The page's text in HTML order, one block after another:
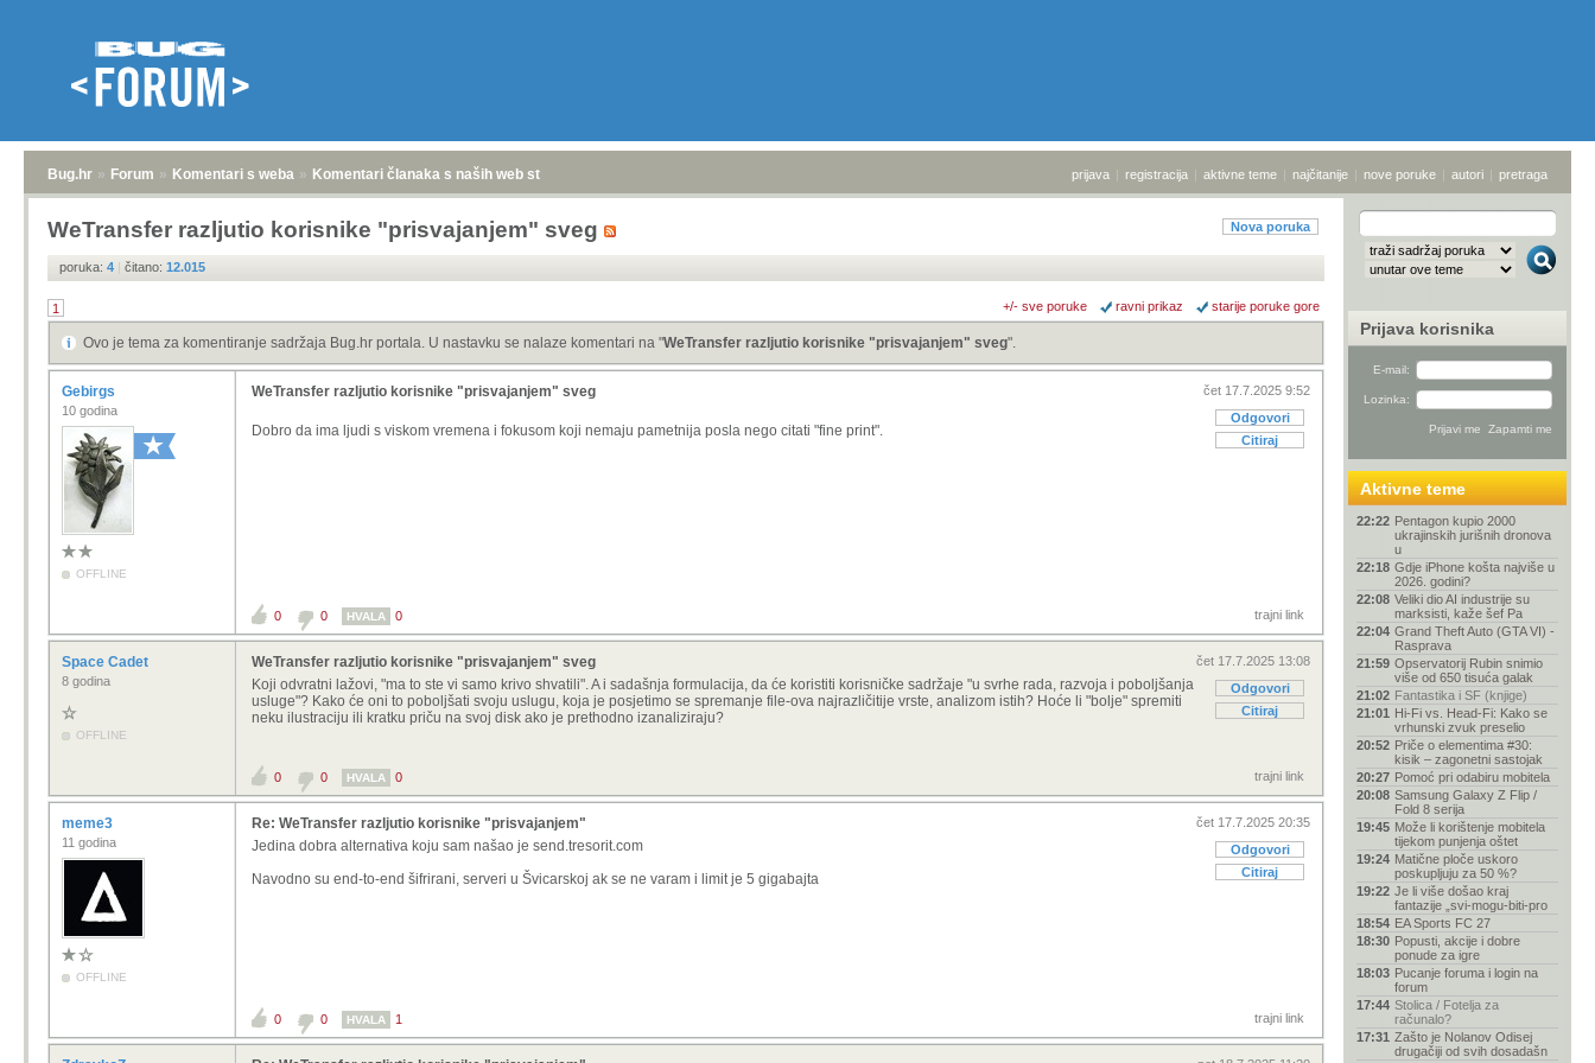
Bug.hr » Forum » Komentari s weba » Komentari članaka s naših web stranica prijava | registracija | aktivne teme | najčitanije | nove poruke | autori | pretraga
Nova poruka
WeTransfer razljutio korisnike "prisvajanjem" sveg
poruka: 4 | čitano: 12.015
1 +/- sve poruke ravni prikaz starije poruke gore
Ovo je tema za komentiranje sadržaja Bug.hr portala. U nastavku se nalaze komentari na "WeTransfer razljutio korisnike "prisvajanjem" sveg".
Gebirgs
10 godina
OFFLINE
čet 17.7.2025 9:52
Odgovori
Citiraj
WeTransfer razljutio korisnike "prisvajanjem" sveg
Dobro da ima ljudi s viskom vremena i fokusom koji nemaju pametnija posla nego citati "fine print".
trajni link
0 0 HVALA 0
Space Cadet
8 godina
OFFLINE
čet 17.7.2025 13:08
Odgovori
Citiraj
WeTransfer razljutio korisnike "prisvajanjem" sveg
Koji odvratni lažovi, "ma to ste vi samo krivo shvatili". A i sadašnja formulacija, da će koristiti korisničke sadržaje "u svrhe rada, razvoja i poboljšanja
usluge"? Kako će oni to poboljšati svoju uslugu, koja je posjetimo se spremanje file-ova najrazličitije vrste, analizom istih? Hoće li "bolje" spremiti
neku ilustraciju ili kratku priču na svoj disk ako je prethodno izanaliziraju?
trajni link
0 0 HVALA 0
meme3
11 godina
OFFLINE
čet 17.7.2025 20:35
Odgovori
Citiraj
Re: WeTransfer razljutio korisnike "prisvajanjem"
Jedina dobra alternativa koju sam našao je send.tresorit.com
Navodno su end-to-end šifrirani, serveri u Švicarskoj ak se ne varam i limit je 5 gigabajta
trajni link
0 0 HVALA 1
Prijava korisnika
E-mail:
Lozinka:
Aktivne teme
22:22 Pentagon kupio 2000
ukrajinskih jurišnih dronova
u
22:18 Gdje iPhone košta najviše u
2026. godini?
22:08 Veliki dio AI industrije su
marksisti, kaže šef Pa
22:04 Grand Theft Auto (GTA VI) -
Rasprava
21:59 Opservatorij Rubin snimio
više od 650 tisuća galak
21:02 Fantastika i SF (knjige)
21:01 Hi-Fi vs. Head-Fi: Kako se
vrhunski zvuk preselio
20:52 Priče o elementima #30:
kisik – zagonetni sastojak
20:27 Pomoć pri odabiru mobitela
20:08 Samsung Galaxy Z Flip /
Fold 8 serija
19:45 Može li korištenje mobitela
tijekom punjenja oštet
19:24 Matične ploče uskoro
poskupljuju za 50 %?
19:22 Je li više došao kraj
fantazije „svi-mogu-biti-pro
18:54 EA Sports FC 27
18:30 Popusti, akcije i dobre
ponude za igre
18:03 Pucanje foruma i login na
forum
17:44 Stolica / Fotelja za
računalo?
17:31 Zašto je Nolanov Odisej
drugačiji od svih dosadašn